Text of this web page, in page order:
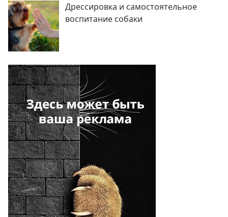
Дрессировка и самостоятельное
воспитание собаки